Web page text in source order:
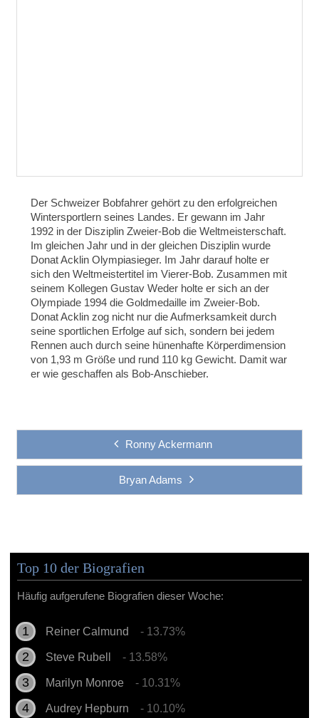
Der Schweizer Bobfahrer gehört zu den erfolgreichen
Wintersportlern seines Landes. Er gewann im Jahr
1992 in der Disziplin Zweier-Bob die Weltmeisterschaft.
Im gleichen Jahr und in der gleichen Disziplin wurde
Donat Acklin Olympiasieger. Im Jahr darauf holte er
sich den Weltmeistertitel im Vierer-Bob. Zusammen mit
seinem Kollegen Gustav Weder holte er sich an der
Olympiade 1994 die Goldmedaille im Zweier-Bob.
Donat Acklin zog nicht nur die Aufmerksamkeit durch
seine sportlichen Erfolge auf sich, sondern bei jedem
Rennen auch durch seine hünenhafte Körperdimension
von 1,93 m Größe und rund 110 kg Gewicht. Damit war
er wie geschaffen als Bob-Anschieber.
Ronny Ackermann
Bryan Adams
Top 10 der Biografien
Häufig aufgerufene Biografien dieser Woche:
Reiner Calmund - 13.73%
Steve Rubell - 13.58%
Marilyn Monroe - 10.31%
Audrey Hepburn - 10.10%